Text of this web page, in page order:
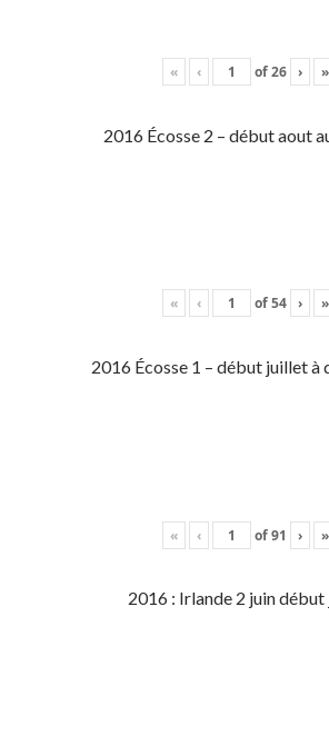
« ‹ of26 › »
2016 Écosse 2 – début aout
« ‹ of54 › »
2016 Écosse 1 – début juillet à
« ‹ of91 › »
2016 : Irlande 2 juin